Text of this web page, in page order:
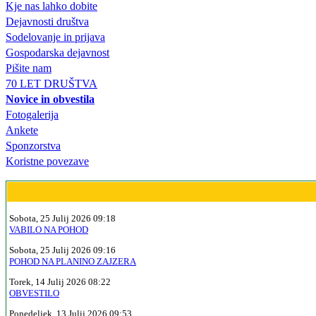
Kje nas lahko dobite
Dejavnosti društva
Sodelovanje in prijava
Gospodarska dejavnost
Pišite nam
70 LET DRUŠTVA
Novice in obvestila
Fotogalerija
Ankete
Sponzorstva
Koristne povezave
Sobota, 25 Julij 2026 09:18
VABILO NA POHOD
Sobota, 25 Julij 2026 09:16
POHOD NA PLANINO ZAJZERA
Torek, 14 Julij 2026 08:22
OBVESTILO
Ponedeljek, 13 Julij 2026 09:53